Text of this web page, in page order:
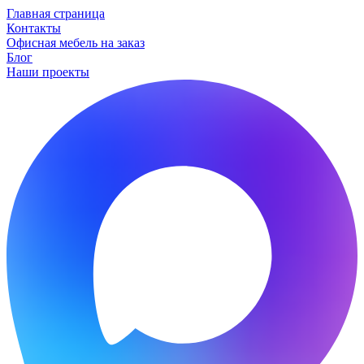
Главная страница
Контакты
Офисная мебель на заказ
Блог
Наши проекты